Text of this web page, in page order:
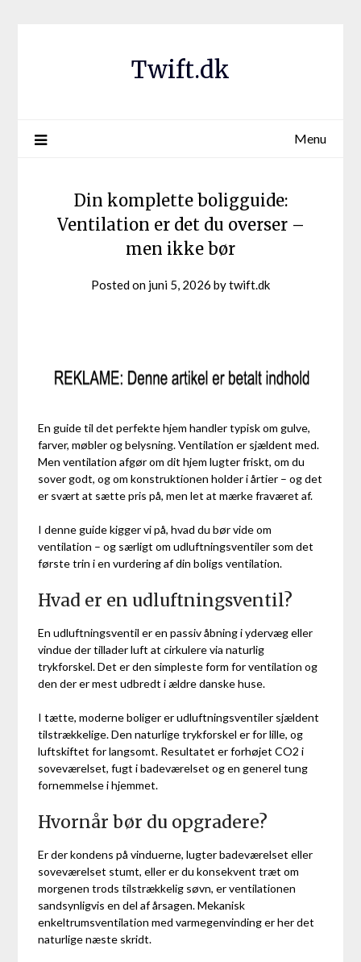
Twift.dk
Menu
Din komplette boligguide:
Ventilation er det du overser –
men ikke bør
Posted on juni 5, 2026 bytwift.dk
En guide til det perfekte hjem handler typisk om gulve,
farver, møbler og belysning. Ventilation er sjældent med.
Men ventilation afgør om dit hjem lugter friskt, om du
sover godt, og om konstruktionen holder i årtier – og det
er svært at sætte pris på, men let at mærke fraværet af.
I denne guide kigger vi på, hvad du bør vide om
ventilation – og særligt om udluftningsventiler som det
første trin i en vurdering af din boligs ventilation.
Hvad er en udluftningsventil?
En udluftningsventil er en passiv åbning i ydervæg eller
vindue der tillader luft at cirkulere via naturlig
trykforskel. Det er den simpleste form for ventilation og
den der er mest udbredt i ældre danske huse.
I tætte, moderne boliger er udluftningsventiler sjældent
tilstrækkelige. Den naturlige trykforskel er for lille, og
luftskiftet for langsomt. Resultatet er forhøjet CO2 i
soveværelset, fugt i badeværelset og en generel tung
fornemmelse i hjemmet.
Hvornår bør du opgradere?
Er der kondens på vinduerne, lugter badeværelset eller
soveværelset stumt, eller er du konsekvent træt om
morgenen trods tilstrækkelig søvn, er ventilationen
sandsynligvis en del af årsagen. Mekanisk
enkeltrumsventilation med varmegenvinding er her det
naturlige næste skridt.